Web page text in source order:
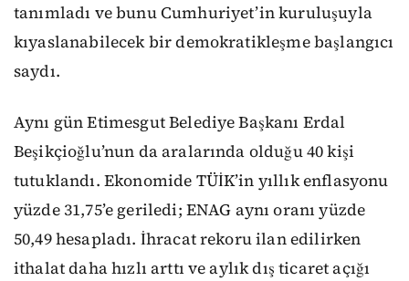
tanımladı ve bunu Cumhuriyet’in kuruluşuyla
kıyaslanabilecek bir demokratikleşme başlangıcı
saydı.
Aynı gün Etimesgut Belediye Başkanı Erdal
Beşikçioğlu’nun da aralarında olduğu 40 kişi
tutuklandı. Ekonomide TÜİK’in yıllık enflasyonu
yüzde 31,75’e geriledi; ENAG aynı oranı yüzde
50,49 hesapladı. İhracat rekoru ilan edilirken
ithalat daha hızlı arttı ve aylık dış ticaret açığı